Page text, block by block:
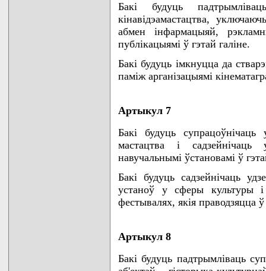
Бакi будуць
кiнавiдэамастацтва,
абмен iнфармацыяй,
публiкацыямi ў гэтай галiне.
Бакi будуць iмкнуцца да
памiж арганiзацыямi
Артыкул 7
Бакi будуць
мастацтва i садзейнiчаць
навучальнымi ўстановамi ў
Бакi будуць садзейнiчаць
устаноў у сферы культуры
фестывалях, якiя праводзяцца
Артыкул 8
Бакi будуць падтрымлiваць